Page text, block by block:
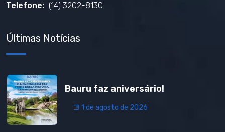
Telefone: (14) 3202-8130
Últimas Notícias
Bauru faz aniversário!
1 de agosto de 2026